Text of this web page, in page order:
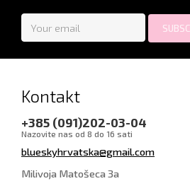
Kontakt
+385 (091)202-03-04
Nazovite nas od 8 do 16 sati
blueskyhrvatska@gmail.com
Milivoja Matošeca 3a